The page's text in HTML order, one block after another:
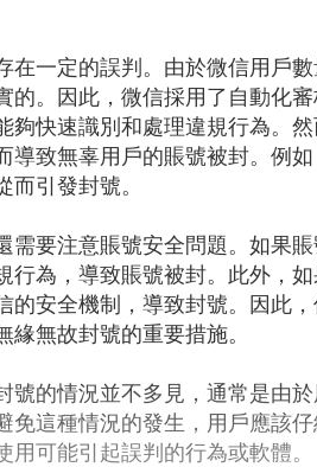
在一定的誤判。由於微信用戶
的。因此，微信採用了自動化
夠快速識別和處理違規行為。
導致無辜用戶的賬號被封。例
引發封號。
需要注意賬號安全問題。如果
行為，導致賬號被封。此外，
的安全機制，導致封號。因此
無故封號的重要措施。
號的情況並不多見，通常是由
免這種情況的發生，用戶應該
可能引起誤判的行為或軟體。